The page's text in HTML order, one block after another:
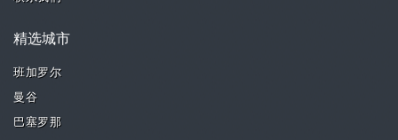
精选城市
班加罗尔
曼谷
巴塞罗那